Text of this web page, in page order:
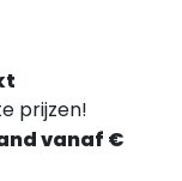
prijzen!
vanaf €